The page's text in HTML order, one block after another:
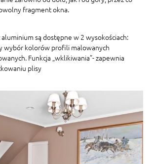
fragment okna.
są dostępne w 2 wysokościach:
wybór kolorów profili malowanych
Funkcja „wklikiwania”- zapewnia
plisy